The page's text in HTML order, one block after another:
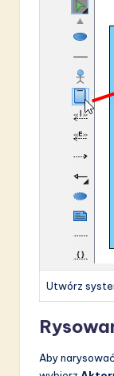
Utwórz
Aby